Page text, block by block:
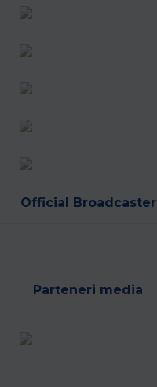
Official Broadcaster
Parteneri media